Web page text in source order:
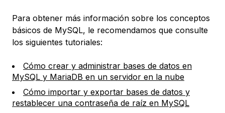
Para obtener más información sobre los conceptos
básicos de MySQL, le recomendamos que consulte
los siguientes tutoriales:
Cómo crear y administrar bases de datos en
MySQL y MariaDB en un servidor en la nube
Cómo importar y exportar bases de datos y
restablecer una contraseña de raíz en MySQL